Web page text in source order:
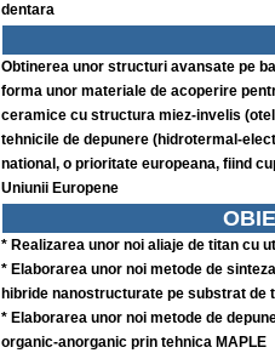
dentara
Obtinerea unor structuri avansate pe
forma unor materiale de acoperire
ceramice cu structura miez-invelis
tehnicile de depunere (hidrotermal-
national, o prioritate europeana, fiind
Uniunii Europene
* Realizarea unor noi aliaje de titan cu
* Elaborarea unor noi metode de
hibride nanostructurate pe substrat de
* Elaborarea unor noi metode de
organic-anorganic prin tehnica MAPLE